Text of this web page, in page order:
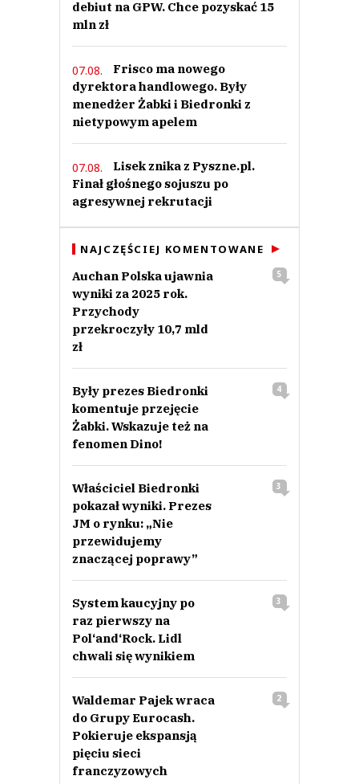
debiut na GPW. Chce pozyskać 15
mln zł
07.08.
Frisco ma nowego
dyrektora handlowego. Były
menedżer Żabki i Biedronki z
nietypowym apelem
07.08.
Lisek znika z Pyszne.pl.
Finał głośnego sojuszu po
agresywnej rekrutacji
NAJCZĘŚCIEJ KOMENTOWANE
Auchan Polska ujawnia
wyniki za 2025 rok.
Przychody
przekroczyły 10,7 mld
zł
5
Były prezes Biedronki
komentuje przejęcie
Żabki. Wskazuje też na
fenomen Dino!
4
Właściciel Biedronki
pokazał wyniki. Prezes
JM o rynku: „Nie
przewidujemy
znaczącej poprawy”
3
System kaucyjny po
raz pierwszy na
Pol‘and‘Rock. Lidl
chwali się wynikiem
3
Waldemar Pajek wraca
do Grupy Eurocash.
Pokieruje ekspansją
pięciu sieci
franczyzowych
2